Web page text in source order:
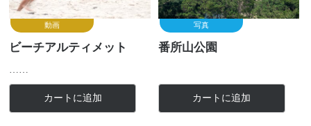
動画
ビーチアルティメット
……
カートに追加
写真
番所山公園
カートに追加